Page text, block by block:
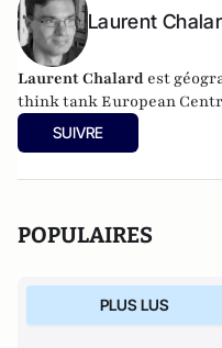
Laurent
Laurent Chalard est
think tankEuropean
SUIVRE
POPULAIRES
PLUS LUS